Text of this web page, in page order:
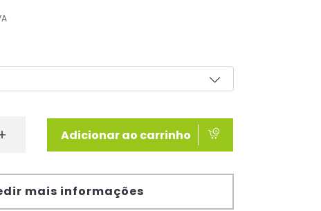
Adicionar ao carrinho
mais informações